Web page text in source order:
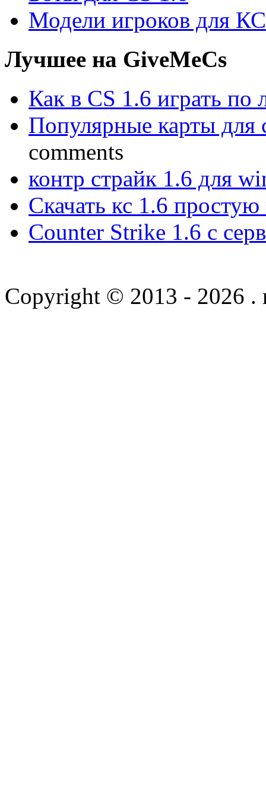
Модели игроков для
Лучшее на GiveMeCs
Как в CS 1.6 играть по
Популярные карты для
comments
контр страйк 1.6 для
Скачать кс 1.6
Counter Strike 1.6 с
Copyright © 2013 - 2026 .